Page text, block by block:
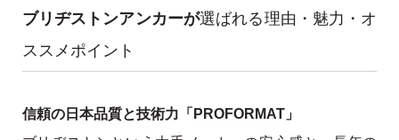
ブリヂストンアンカーが選ばれる理由・魅力・オ
ススメポイント
信頼の日本品質と技術力「PROFORMAT」